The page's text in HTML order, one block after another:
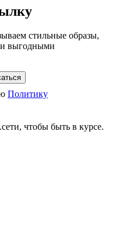
стильные образы,
выгодными
Политику
чтобы быть в курсе.